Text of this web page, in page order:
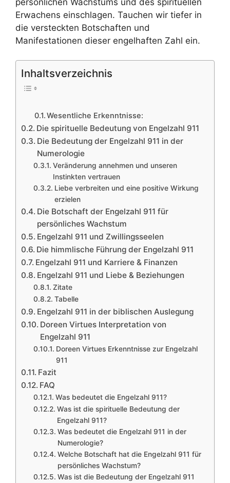
Erwachens einschlagen. Tauchen wir tiefer in
die versteckten Botschaften und
Manifestationen dieser engelhaften Zahl ein.
Inhaltsverzeichnis
Wesentliche Erkenntnisse:
Die spirituelle Bedeutung von Engelzahl 911
Die Bedeutung der Engelzahl 911 in der
Numerologie
Veränderung annehmen und unseren
Instinkten vertrauen
Liebe verbreiten und eine positive Wirkung
erzielen
Die Botschaft der Engelzahl 911 für
persönliches Wachstum
Engelzahl 911 und Zwillingsseelen
Die himmlische Führung der Engelzahl 911
Engelzahl 911 und Karriere & Finanzen
Engelzahl 911 und Liebe & Beziehungen
Zitate
Tabelle
Engelzahl 911 in der biblischen Auslegung
Doreen Virtues Interpretation von
Engelzahl 911
Doreen Virtues Erkenntnisse zur Engelzahl
911
Fazit
FAQ
Was bedeutet die Engelzahl 911?
Was ist die spirituelle Bedeutung der
Engelzahl 911?
Was bedeutet die Engelzahl 911 in der
Numerologie?
Welche Botschaft hat die Engelzahl 911 für
persönliches Wachstum?
Was ist die Bedeutung der Engelzahl 911